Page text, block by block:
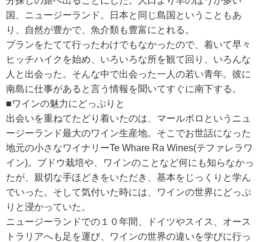
国、ニュージーランド。日本と同じ島国ということもあ
り、自然が豊かで、魚介類も豊富にとれる。
プランをたてて行ったわけでもなかったので、着いて早々
ヒッチハイクを始め、いろいろな所を観て回り、いろんな
人と出会った。そんな中で出会った一人の若い青年。彼に
南島に仕事があると言う情報を聞いてすぐに南下する。
■ワインの魅力にどっぷりと
出会いを重ねてたどり着いたのは、マールボロというニュ
ージーランド最大のワイン生産地。そこでお世話になった
地元の小さなワイナリーTe Whare Ra Wines(テファレラワ
イン)。ブドウ栽培や、ワインのことなど何にも知らなかっ
たが、親切な手ほどきをいただき、基本をじっくりと学ん
でいった。そして気付いた時には、ワインの世界にどっぷ
りと浸かっていた。
ニュージーランドでの１０年間、ドイツやスイス、オース
トラリアへも足を運び、ワインの世界の違いを学びに行っ